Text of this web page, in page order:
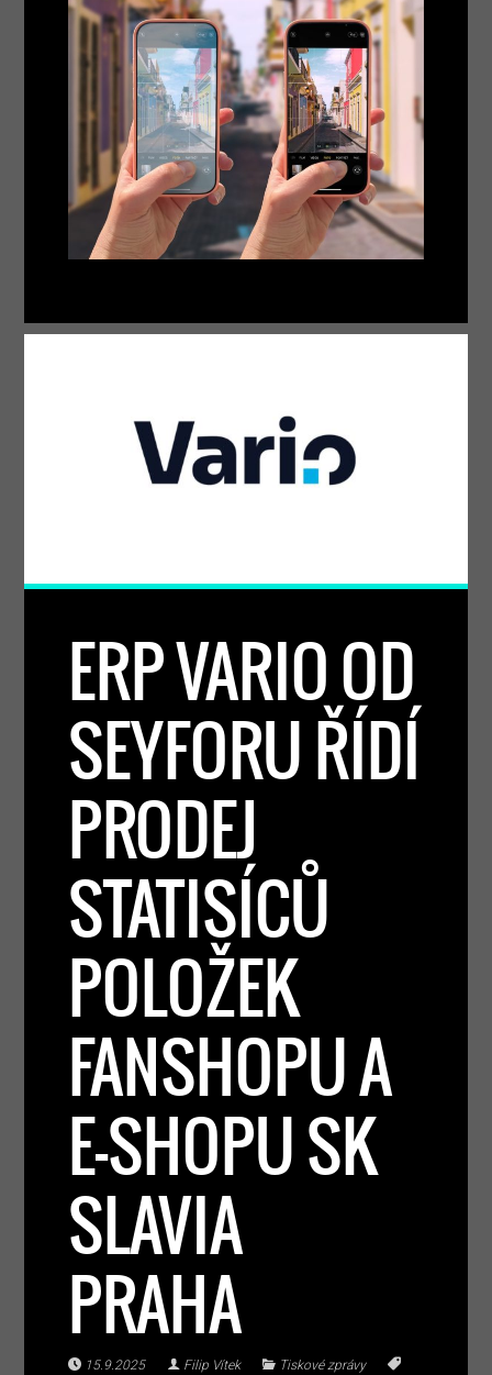
ERP VARIO OD
SEYFORU ŘÍDÍ
PRODEJ
STATISÍCŮ
POLOŽEK
FANSHOPU A
E-SHOPU SK
SLAVIA
PRAHA
15.9.2025 Filip Vítek
Tiskové zprávy